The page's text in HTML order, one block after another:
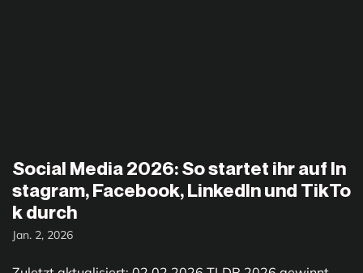
Social Media 2026: So startet ihr auf In
stagram, Facebook, LinkedIn und TikTo
k durch
Jan. 2, 2026